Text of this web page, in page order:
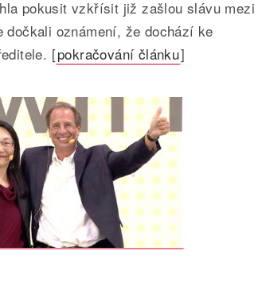
pokusit vzkřísit již zašlou slávu mezi
oznámení, že dochází ke
[pokračování článku]